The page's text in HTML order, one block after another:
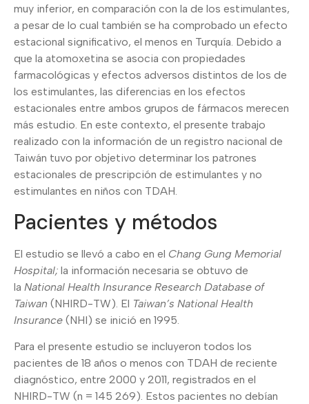
muy inferior, en comparación con la de los estimulantes,
a pesar de lo cual también se ha comprobado un efecto
estacional significativo, el menos en Turquía. Debido a
que la atomoxetina se asocia con propiedades
farmacológicas y efectos adversos distintos de los de
los estimulantes, las diferencias en los efectos
estacionales entre ambos grupos de fármacos merecen
más estudio. En este contexto, el presente trabajo
realizado con la información de un registro nacional de
Taiwán tuvo por objetivo determinar los patrones
estacionales de prescripción de estimulantes y no
estimulantes en niños con TDAH.
Pacientes y métodos
El estudio se llevó a cabo en el Chang Gung Memorial
Hospital; la información necesaria se obtuvo de
la National Health Insurance Research Database of
Taiwan (NHIRD-TW). El Taiwan’s National Health
Insurance (NHI) se inició en 1995.
Para el presente estudio se incluyeron todos los
pacientes de 18 años o menos con TDAH de reciente
diagnóstico, entre 2000 y 2011, registrados en el
NHIRD-TW (n = 145 269). Estos pacientes no debían